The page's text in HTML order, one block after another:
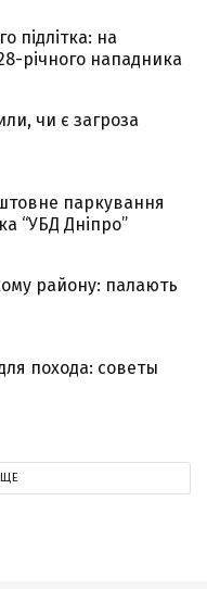
підлітка: на
річного нападника
чи є загроза
паркування
“УБД Дніпро”
району: палають
похода: советы